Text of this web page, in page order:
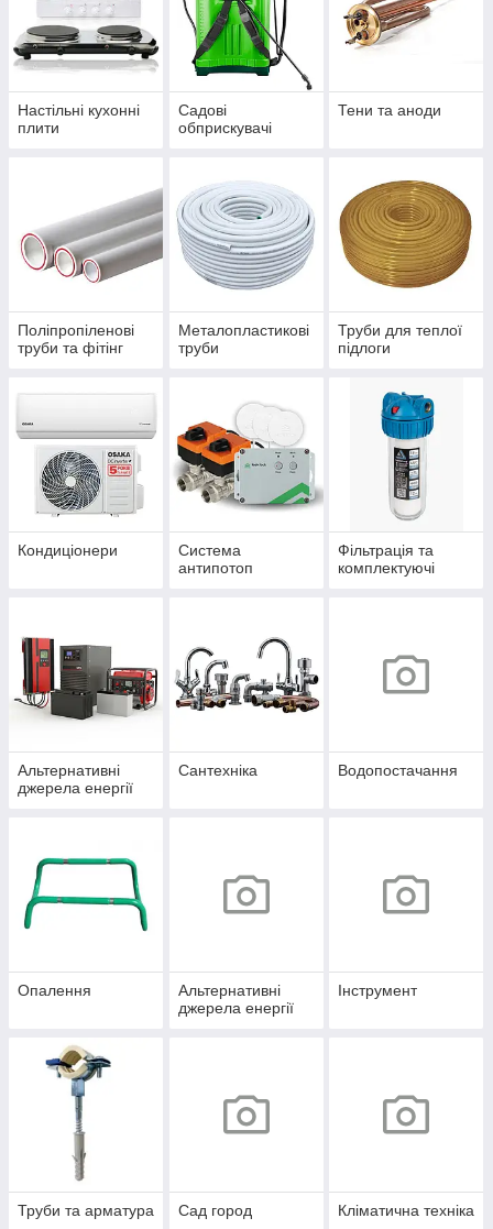
Настільні кухонні
плити
Садові
обприскувачі
Тени та аноди
Поліпропіленові
труби та фітінг
Металопластикові
труби
Труби для теплої
підлоги
Кондиціонери
Система
антипотоп
Фільтрація та
комплектуючі
Альтернативні
джерела енергії
Сантехніка Водопостачання
Опалення
Альтернативні
джерела енергії
Інструмент
Труби та арматура Сад город Кліматична техніка